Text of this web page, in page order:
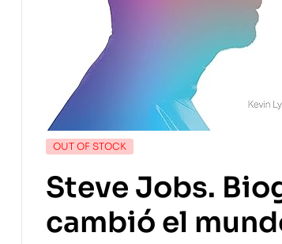
OUT OF STOCK
Steve Jobs.
cambió el